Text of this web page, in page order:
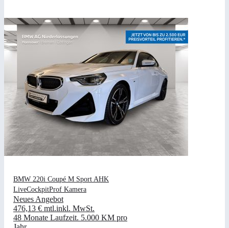
BMW 220i Coupé M Sport AHK
LiveCockpitProf Kamera
Neues Angebot
476,13 € mtl.inkl. MwSt.
48 Monate Laufzeit. 5.000 KM pro